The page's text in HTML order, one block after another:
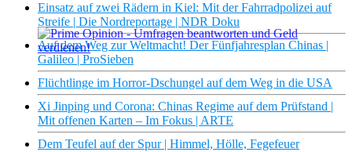
Einsatz auf zwei Rädern in Kiel: Mit der Fahrradpolizei auf
Streife | Die Nordreportage | NDR Doku
Auf dem Weg zur Weltmacht! Der Fünfjahresplan Chinas |
Galileo | ProSieben
Flüchtlinge im Horror-Dschungel auf dem Weg in die USA
Xi Jinping und Corona: Chinas Regime auf dem Prüfstand |
Mit offenen Karten – Im Fokus | ARTE
Dem Teufel auf der Spur | Himmel, Hölle, Fegefeuer